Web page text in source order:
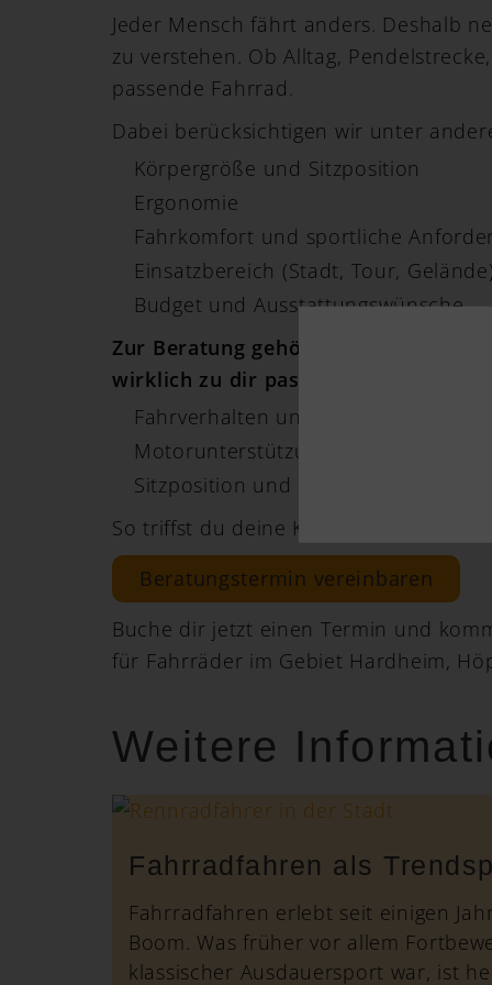
Jeder Mensch fährt anders. Deshalb
zu verstehen. Ob Alltag,
passende Fahrrad.
Dabei berücksichtigen wir unter
Körpergröße und Sitzposition
Ergonomie
Fahrkomfort und sportliche
Einsatzbereich (Stadt, Tour, Gelände)
Budget und Ausstattungswünsche
Zur Beratung gehört natürlich auch
wirklich zu dir passt. Teste
Fahrverhalten und Komfort
Motorunterstützung (bei E-Bikes)
Sitzposition und Handling
So triffst du deine Kaufentscheidung
Beratungstermin vereinbaren
Buche dir jetzt einen Termin und
für Fahrräder im Gebiet Hardheim,
Weitere
Fahrradfahren als
Fahrradfahren erlebt seit einigen
Boom. Was früher vor allem
klassischer Ausdauersport war, ist